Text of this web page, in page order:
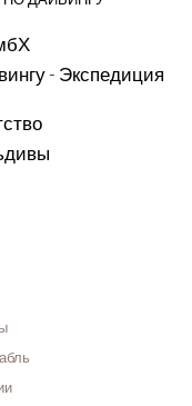
- Экспедиция